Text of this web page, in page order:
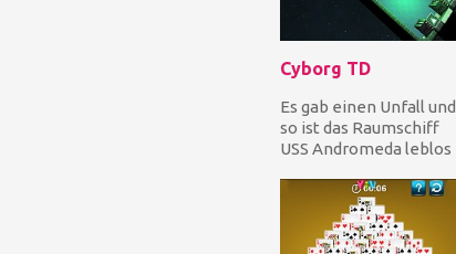
Cyborg TD
Es gab einen Unfall und
so ist das Raumschiff
USS Andromeda leblos
Weltraum. Du bist...